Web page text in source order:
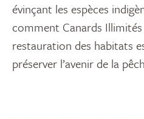
évinçant les espèces
comment Canards Illimités
restauration des habitats
préserver l’avenir de la